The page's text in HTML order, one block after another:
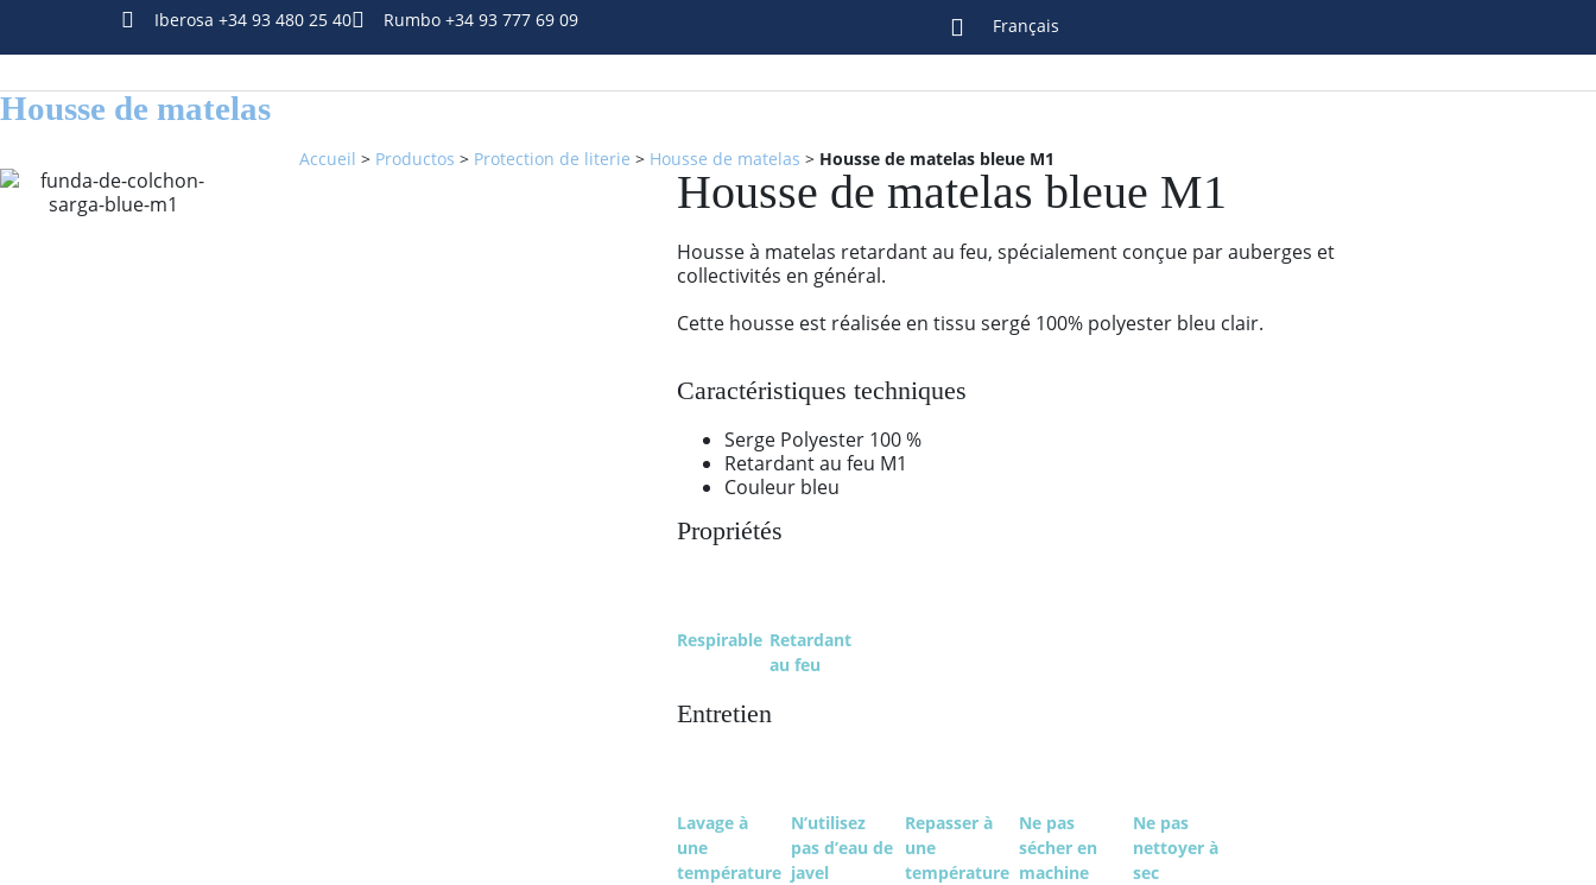
Iberosa +34 93 480 25 40 Rumbo +34 93 777 69 09 Français
Housse de matelas
Accueil > Productos > Protection de literie > Housse de matelas > Housse de matelas bleue M1
Housse de matelas bleue M1
Housse à matelas retardant au feu, spécialement conçue par auberges et
collectivités en général.
Cette housse est réalisée en tissu sergé 100% polyester bleu clair.
Caractéristiques techniques
Serge Polyester 100 %
Retardant au feu M1
Couleur bleu
Propriétés
Respirable Retardant
au feu
Entretien
Lavage à
une
température
N’utilisez
pas d’eau de
javel
Repasser à
une
température
Ne pas
sécher en
machine
Ne pas
nettoyer à
sec